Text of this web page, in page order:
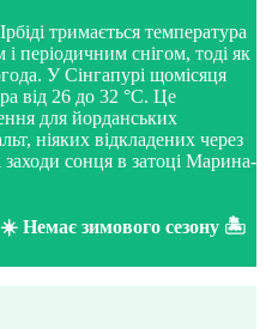
тримається температура
періодичним снігом, тоді як
У Сінгапурі щомісяця
від 26 до 32 °C. Це
для йорданських
ніяких відкладених через
заходи сонця в затоці Марина-
Немає зимового сезону 🏝️